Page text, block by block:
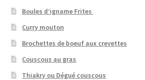
Boules d’igname Frites
Curry mouton
Brochettes de boeuf aux crevettes
Couscous au gras
Thiakry ou Dégué couscous